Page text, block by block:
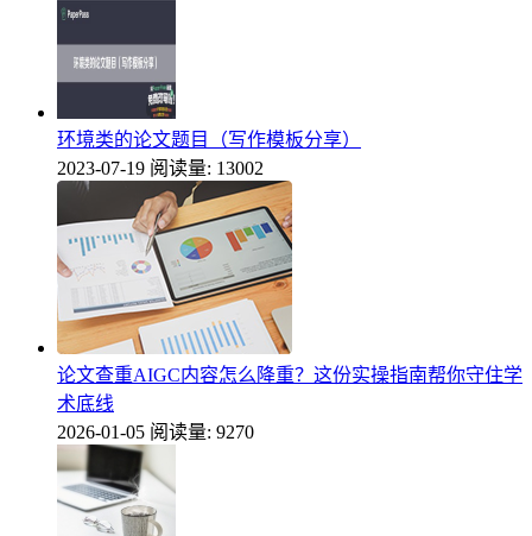
环境类的论文题目（写作模板分享）
2023-07-19 阅读量: 13002
论文查重AIGC内容怎么降重？这份实操指南帮你守住学
术底线
2026-01-05 阅读量: 9270